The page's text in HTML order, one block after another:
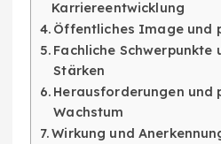
Karriereentwicklung
Öffentliches Image und
Fachliche Schwerpunkte
Stärken
Herausforderungen und
Wachstum
Wirkung und